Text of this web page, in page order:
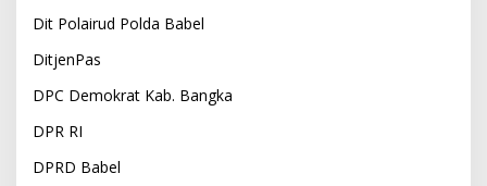
Dit Polairud Polda Babel
DitjenPas
DPC Demokrat Kab. Bangka
DPR RI
DPRD Babel